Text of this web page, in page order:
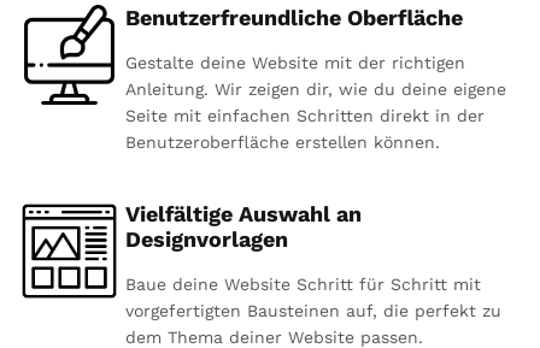
Benutzerfreundliche Oberfläche
Gestalte deine Website mit der richtigen
Anleitung. Wir zeigen dir, wie du deine eigene
Seite mit einfachen Schritten direkt in der
Benutzeroberfläche erstellen können.
Vielfältige Auswahl an
Designvorlagen
Baue deine Website Schritt für Schritt mit
vorgefertigten Bausteinen auf, die perfekt zu
dem Thema deiner Website passen.